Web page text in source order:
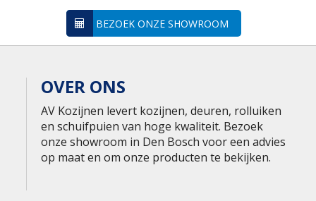
BEZOEK ONZE SHOWROOM
OVER ONS
AV Kozijnen levert kozijnen, deuren, rolluiken
en schuifpuien van hoge kwaliteit. Bezoek
onze showroom in Den Bosch voor een advies
op maat en om onze producten te bekijken.